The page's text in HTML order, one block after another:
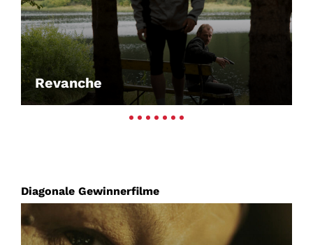
Revanche
Diagonale Gewinnerfilme